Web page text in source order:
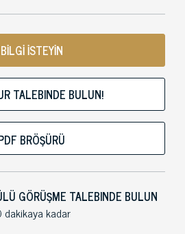
BİLGİ İSTEYİN
TALEBINDE BULUN!
BRÖŞÜRÜ
GÖRÜŞME TALEBINDE BULUN
kadar